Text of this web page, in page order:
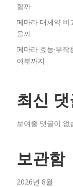
할까
페마라 대체약 비
을까
페마라 효능·부
여부까지
최신 댓
보여줄 댓글이 없
보관함
2026년 8월